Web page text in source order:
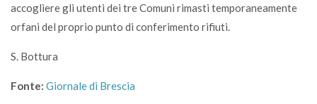
accogliere gli utenti dei tre Comuni rimasti temporaneamente
orfani del proprio punto di conferimento rifiuti.
S. Bottura
Fonte: Giornale di Brescia